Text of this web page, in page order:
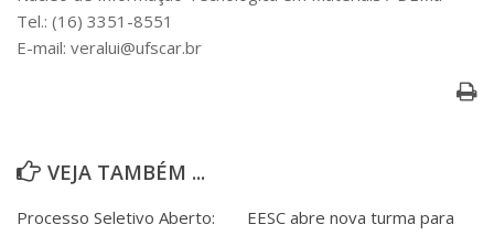
Tel.: (16) 3351-8551
E-mail: veralui@ufscar.br
VEJA TAMBÉM ...
Processo Seletivo Aberto:
EESC abre nova turma para